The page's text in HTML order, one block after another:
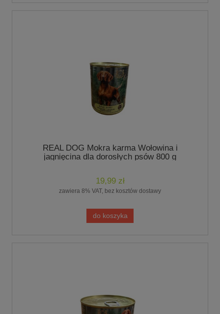
REAL DOG Mokra karma Wołowina i
jagnięcina dla dorosłych psów 800 g
19,99 zł
zawiera 8% VAT, bez kosztów dostawy
do koszyka